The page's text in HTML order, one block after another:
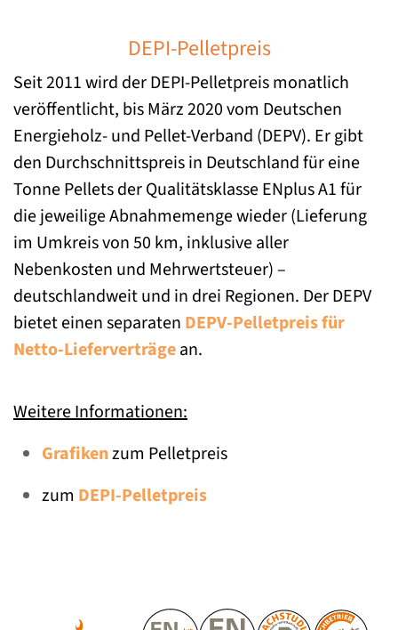
DEPI-Pelletpreis
Seit 2011 wird der DEPI-Pelletpreis monatlich
veröffentlicht, bis März 2020 vom Deutschen
Energieholz- und Pellet-Verband (DEPV). Er gibt
den Durchschnittspreis in Deutschland für eine
Tonne Pellets der Qualitätsklasse ENplus A1 für
die jeweilige Abnahmemenge wieder (Lieferung
im Umkreis von 50 km, inklusive aller
Nebenkosten und Mehrwertsteuer) –
deutschlandweit und in drei Regionen. Der DEPV
bietet einen separaten DEPV-Pelletpreis für
Netto-Lieferverträgean.
Weitere Informationen:
Grafikenzum Pelletpreis
zum DEPI-Pelletpreis